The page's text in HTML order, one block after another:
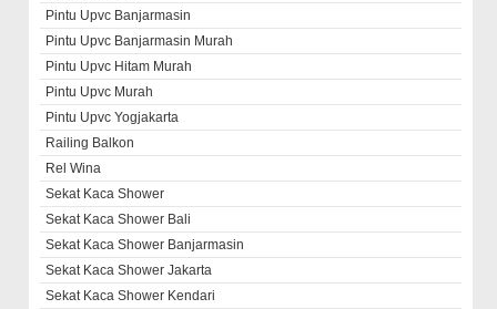
Pintu Upvc Banjarmasin
Pintu Upvc Banjarmasin Murah
Pintu Upvc Hitam Murah
Pintu Upvc Murah
Pintu Upvc Yogjakarta
Railing Balkon
Rel Wina
Sekat Kaca Shower
Sekat Kaca Shower Bali
Sekat Kaca Shower Banjarmasin
Sekat Kaca Shower Jakarta
Sekat Kaca Shower Kendari